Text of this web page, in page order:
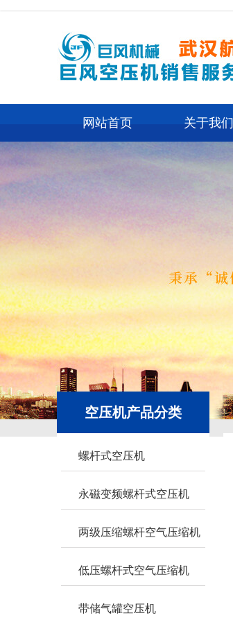
网站首页 关于我们
空压机产品分类
螺杆式空压机
永磁变频螺杆式空压机
两级压缩螺杆空气压缩机
低压螺杆式空气压缩机
带储气罐空压机